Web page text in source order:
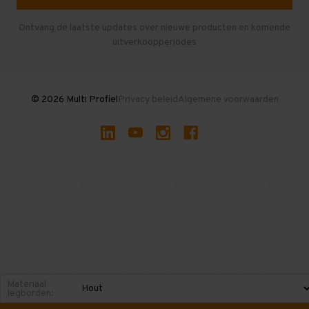
Gebruikte entresolvloeren
Ontvang de laatste updates over nieuwe producten en komende
uitverkoopperiodes
© 2026 Multi ProfielPrivacy beleidAlgemene voorwaarden
Materiaal
legborden: